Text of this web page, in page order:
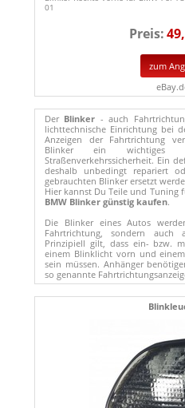
01
Preis:
zum
Der Blinker - auch
lichttechnische Einrichtung bei
Anzeigen der Fahrtrichtung
Blinker ein wichtiges
Straßenverkehrssicherheit. Ein
deshalb unbedingt repariert
gebrauchten Blinker ersetzt
Hier kannst Du Teile und Tuning
BMW Blinker günstig kaufen.
Die Blinker eines Autos
Fahrtrichtung, sondern auch
Prinzipiell gilt, dass ein- bzw.
einem Blinklicht vorn und
sein müssen. Anhänger
so genannte